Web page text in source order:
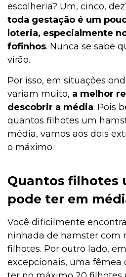
escolheria? Um, cinco,
toda gestação é um
loteria, especialmente
fofinhos. Nunca se sabe
virão.
Por isso, em situações
variam muito, a melhor
descobrir a média. Pois
quantos filhotes um
média, vamos aos dois
o máximo.
Quantos filhotes
pode ter em
Você dificilmente
ninhada de hamster com
filhotes. Por outro lado,
excepcionais, uma fêmea